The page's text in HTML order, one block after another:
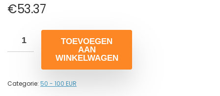
€53.37
TOEVOEGEN
AAN
WINKELWAGEN
Categorie: 50 - 100 EUR